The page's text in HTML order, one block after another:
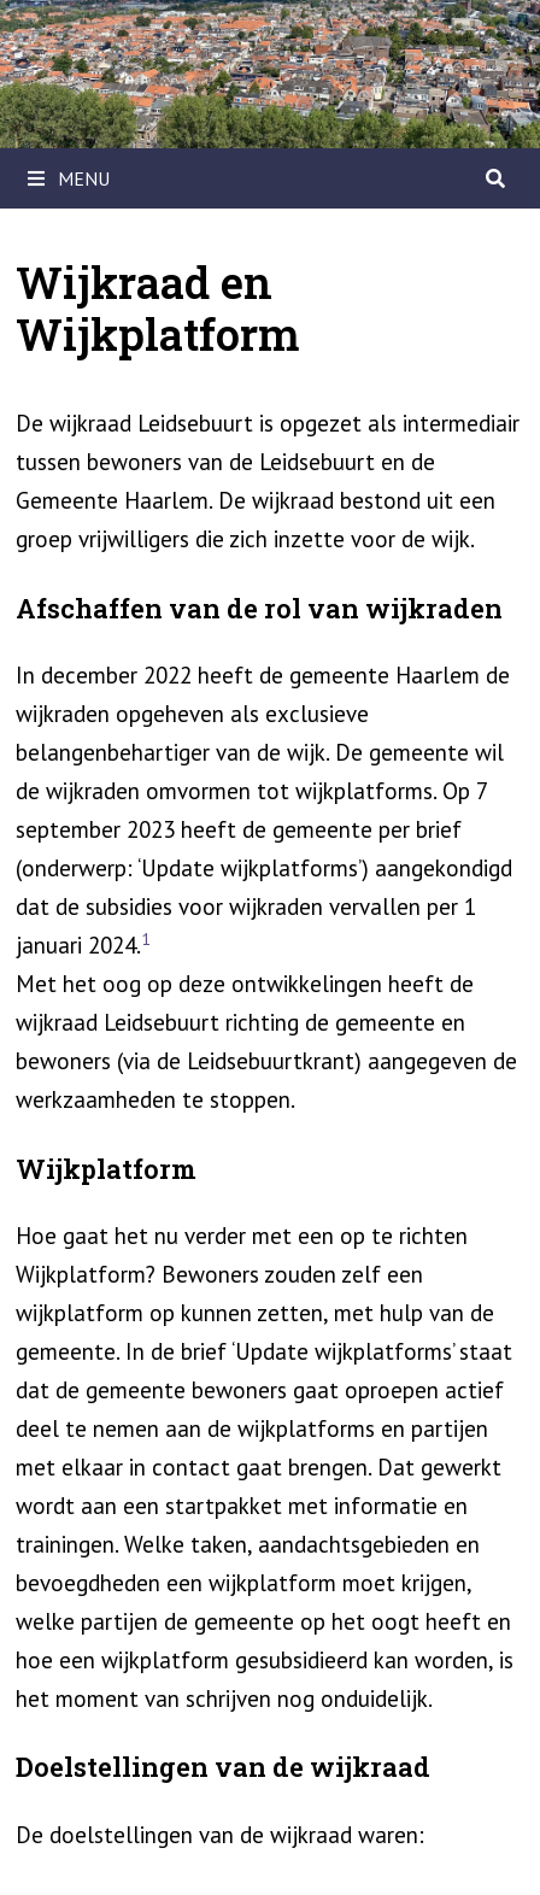
Ga
naar
de
inhoud
MENU
Wijkraad en
Wijkplatform
De wijkraad Leidsebuurt is opgezet als intermediair
tussen bewoners van de Leidsebuurt en de
Gemeente Haarlem. De wijkraad bestond uit een
groep vrijwilligers die zich inzette voor de wijk.
Afschaffen van de rol van wijkraden
In december 2022 heeft de gemeente Haarlem de
wijkraden opgeheven als exclusieve
belangenbehartiger van de wijk. De gemeente wil
de wijkraden omvormen tot wijkplatforms. Op 7
september 2023 heeft de gemeente per brief
(onderwerp: ‘Update wijkplatforms’) aangekondigd
dat de subsidies voor wijkraden vervallen per 1
januari 2024.1
Met het oog op deze ontwikkelingen heeft de
wijkraad Leidsebuurt richting de gemeente en
bewoners (via de Leidsebuurtkrant) aangegeven de
werkzaamheden te stoppen.
Wijkplatform
Hoe gaat het nu verder met een op te richten
Wijkplatform? Bewoners zouden zelf een
wijkplatform op kunnen zetten, met hulp van de
gemeente. In de brief ‘Update wijkplatforms’ staat
dat de gemeente bewoners gaat oproepen actief
deel te nemen aan de wijkplatforms en partijen
met elkaar in contact gaat brengen. Dat gewerkt
wordt aan een startpakket met informatie en
trainingen. Welke taken, aandachtsgebieden en
bevoegdheden een wijkplatform moet krijgen,
welke partijen de gemeente op het oogt heeft en
hoe een wijkplatform gesubsidieerd kan worden, is
het moment van schrijven nog onduidelijk.
Doelstellingen van de wijkraad
De doelstellingen van de wijkraad waren: